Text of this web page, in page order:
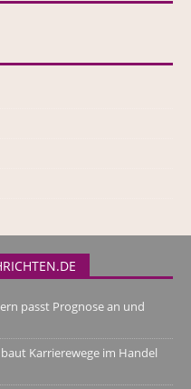
passt Prognose an und
Karrierewege im Handel